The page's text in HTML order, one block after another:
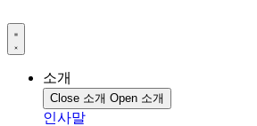
텐
츠
소개
Close 소개 Open 소개
인사말